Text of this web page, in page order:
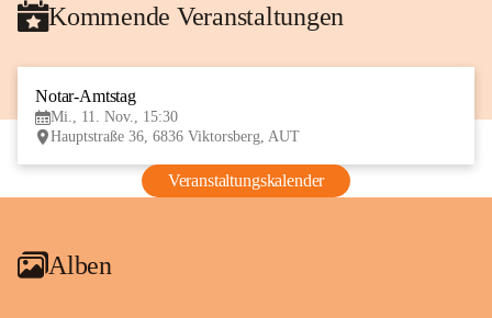
Kommende Veranstaltungen
Notar-Amtstag
Mi., 11. Nov., 15:30
Hauptstraße 36, 6836 Viktorsberg, AUT
Veranstaltungskalender
Alben